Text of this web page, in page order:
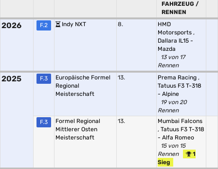
FAHRZEUG /
RENNEN
2026 F.2 Indy NXT 8.
HMD
Motorsports ,
Dallara IL15 -
Mazda
13 von 17
Rennen
2025 F.3
Europäische Formel
Regional
Meisterschaft
13. Prema Racing ,
Tatuus F3 T-318
- Alpine
19 von 20
Rennen
F.3
Formel Regional
Mittlerer Osten
Meisterschaft
13.
Mumbai Falcons
, Tatuus F3 T-318
- Alfa Romeo
15 von 15
Rennen
1
Sieg